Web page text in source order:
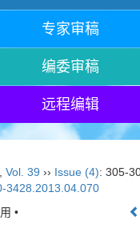
专家审稿
编委审稿
远程编辑
Vol. 39 ›› Issue (4): 305-
3428.2013.04.070
•